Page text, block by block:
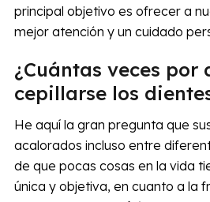
principal objetivo es ofrecer a
mejor atención y un cuidado
¿Cuántas veces por
cepillarse los
He aquí la gran pregunta que
acalorados incluso entre
de que pocas cosas en la vida
única y objetiva, en cuanto a la